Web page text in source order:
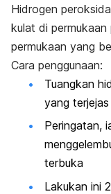
Hidrogen
kulat di
permukaan yang
Cara penggunaan:
Tuangkan
yang terjejas
Peringatan,
terbuka
Lakukan ini